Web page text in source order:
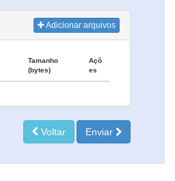
Adicionar arquivos
Tamanho
(bytes)
Açõ
es
Voltar Enviar